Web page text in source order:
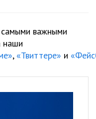
важными
наши
,«Твиттере» и